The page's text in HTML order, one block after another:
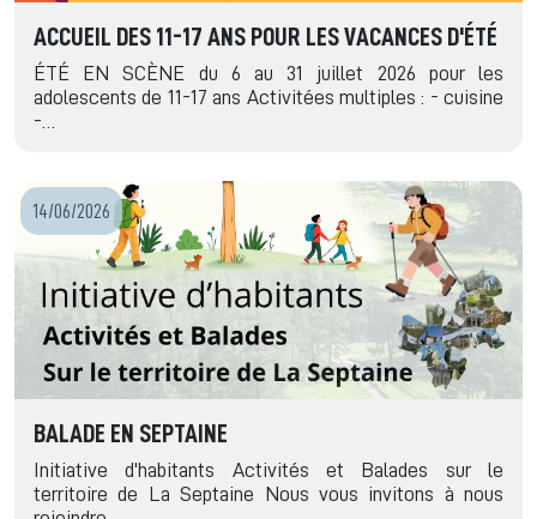
ACCUEIL DES 11-17 ANS POUR LES VACANCES D'ÉTÉ
ÉTÉ EN SCÈNE du 6 au 31 juillet 2026 pour les
adolescents de 11-17 ans Activitées multiples : - cuisine
-…
14/06/2026
BALADE EN SEPTAINE
Initiative d'habitants Activités et Balades sur le
territoire de La Septaine Nous vous invitons à nous